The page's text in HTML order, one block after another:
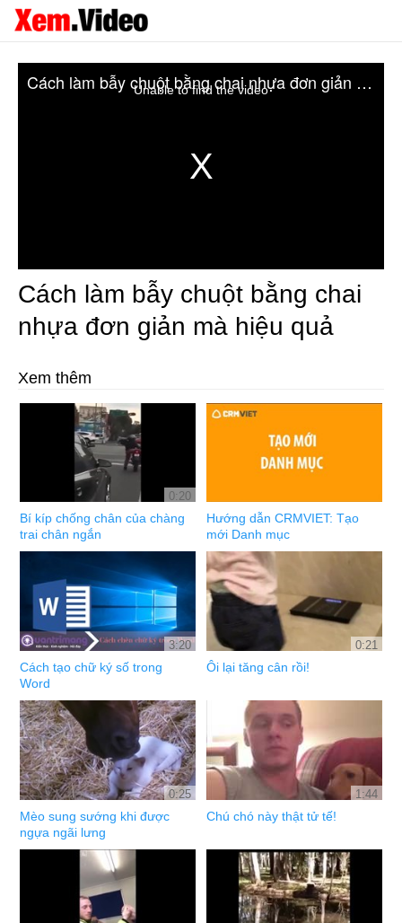
Unable to find the video Cách làm bẫy chuột bằng chai nhựa đơn giản mà hiệu quả
Cách làm bẫy chuột bằng chai
nhựa đơn giản mà hiệu quả
Xem thêm
0:20
Bí kíp chống chân của chàng
trai chân ngắn
Hướng dẫn CRMVIET: Tạo
mới Danh mục
3:20
Cách tạo chữ ký số trong
Word
0:21
Ôi lại tăng cân rồi!
0:25
Mèo sung sướng khi được
ngựa ngãi lưng
1:44
Chú chó này thật tử tế!